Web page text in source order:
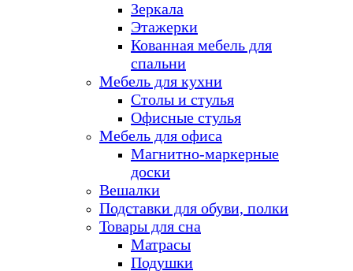
Зеркала
Этажерки
Кованная мебель для
спальни
Мебель для кухни
Столы и стулья
Офисные стулья
Мебель для офиса
Магнитно-маркерные
доски
Вешалки
Подставки для обуви, полки
Товары для сна
Матрасы
Подушки